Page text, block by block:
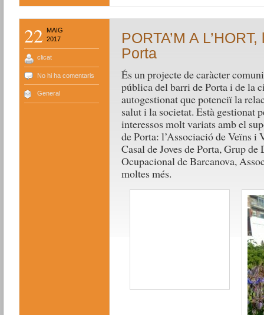
22
MAIG
2017
clicat
No hi ha comentaris
General
PORTA’M A
Porta
És un projecte de caràcter
pública del barri de Porta i de la
autogestionat que potenciï la
salut i la societat. Està gestionat
interessos molt variats amb el
de Porta: l’Associació de Veïns i
Casal de Joves de Porta, Grup
Ocupacional de Barcanova,
moltes més.